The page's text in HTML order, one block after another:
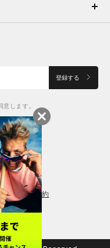
登録する
意します。
会員規約